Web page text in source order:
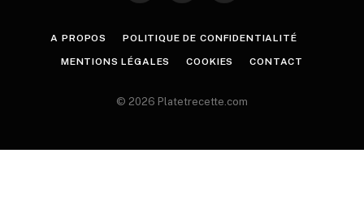
A PROPOS POLITIQUE DE CONFIDENTIALITÉ
MENTIONS LÉGALES COOKIES CONTACT
© 2026 Platetrecette.com